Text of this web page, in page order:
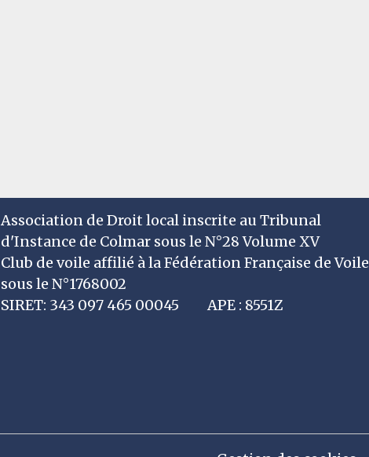
Association de Droit local inscrite au Tribunal
d'Instance de Colmar sous le N°28 Volume XV
Club de voile affilié à la Fédération Française de Voile
sous le N°1768002
SIRET: 343 097 465 00045 APE : 8551Z